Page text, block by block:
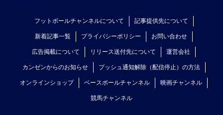
フットボールチャンネルについて 記事提供先について
新着記事一覧 プライバシーポリシー お問い合わせ
広告掲載について リリース送付先について 運営会社
カンゼンからのお知らせ プッシュ通知解除（配信停止）の方法
オンラインショップ ベースボールチャンネル 映画チャンネル
競馬チャンネル